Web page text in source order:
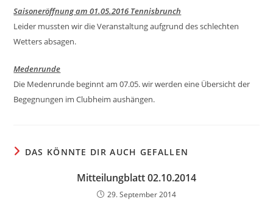
Saisoneröffnung am 01.05.2016 Tennisbrunch
Leider mussten wir die Veranstaltung aufgrund des schlechten
Wetters absagen.
Medenrunde
Die Medenrunde beginnt am 07.05. wir werden eine Übersicht der
Begegnungen im Clubheim aushängen.
DAS KÖNNTE DIR AUCH GEFALLEN
Mitteilungblatt 02.10.2014
29. September 2014